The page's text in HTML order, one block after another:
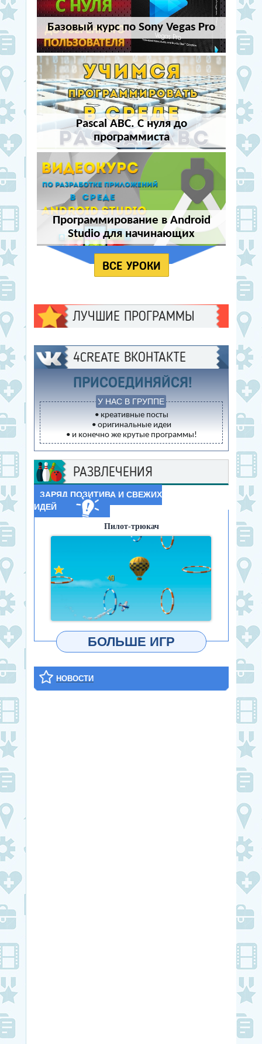
Базовый курс по Sony Vegas Pro
Pascal ABC. С нуля до
программиста
Программирование в Android
Studio для начинающих
ВСЕ УРОКИ
ЛУЧШИЕ ПРОГРАММЫ
4CREATE ВКОНТАКТЕ
ПРИСОЕДИНЯЙСЯ!
У НАС В ГРУППЕ
• креативные посты
• оригинальные идеи
• и конечно же крутые программы!
РАЗВЛЕЧЕНИЯ
ЗАРЯД ПОЗИТИВА И СВЕЖИХ
ИДЕЙ
Пилот-трюкач
ИГРАТЬ
БОЛЬШЕ ИГР
НОВОСТИ